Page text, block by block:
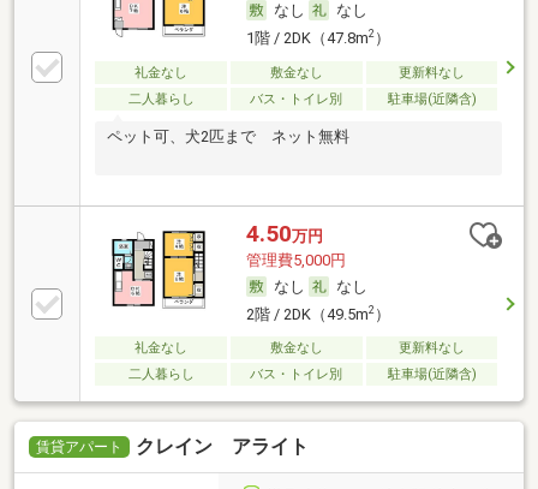
なし
なし
1階 / 2DK（47.8m2）
礼金なし 敷金なし
更新料なし
二人暮らし
バス・トイレ別 駐車場(近隣含)
ペット可、犬2匹まで ネット無料
4.50万円
管理費5,000円
なし
なし
2階 / 2DK（49.5m2）
礼金なし 敷金なし
更新料なし
二人暮らし
バス・トイレ別 駐車場(近隣含)
賃貸アパート クレイン アライト